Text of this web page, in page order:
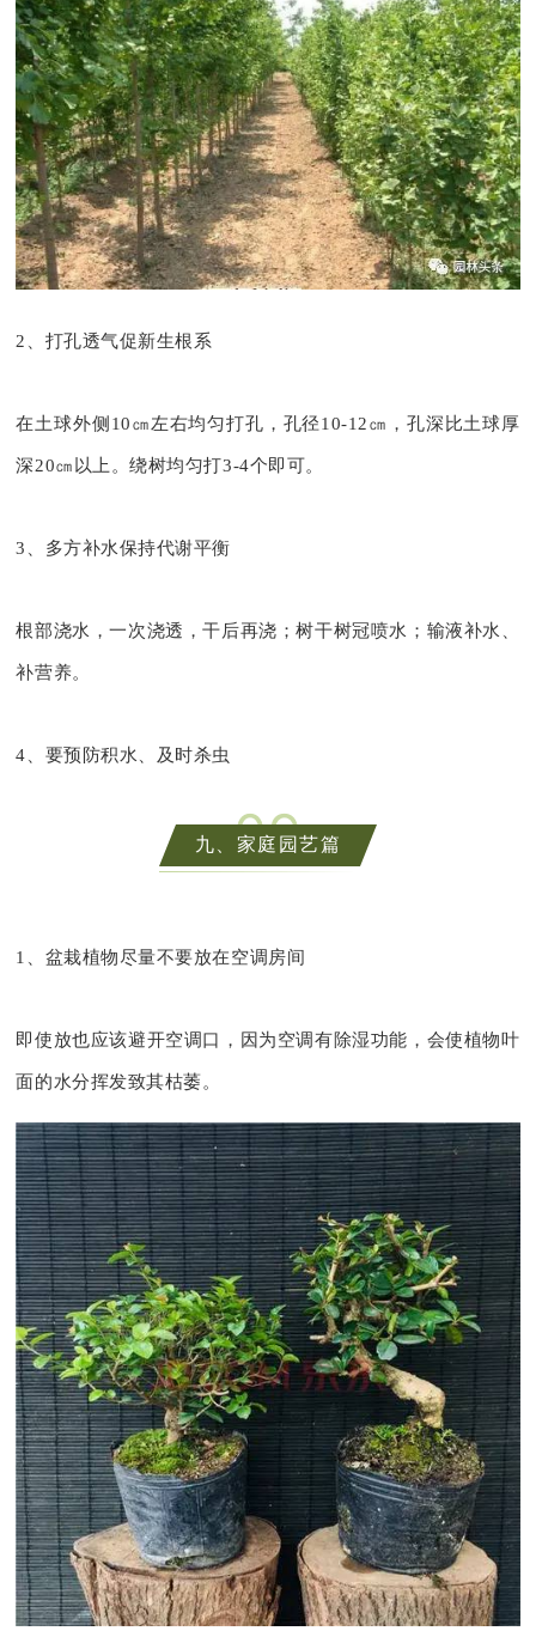
2、打孔透气促新生根系
在土球外侧10㎝左右均匀打孔，孔径10-12㎝，孔深比土球厚
深20㎝以上。绕树均匀打3-4个即可。
3、多方补水保持代谢平衡
根部浇水，一次浇透，干后再浇；树干树冠喷水；输液补水、
补营养。
4、要预防积水、及时杀虫
09
九、家庭园艺篇
1、盆栽植物尽量不要放在空调房间
即使放也应该避开空调口，因为空调有除湿功能，会使植物叶
面的水分挥发致其枯萎。